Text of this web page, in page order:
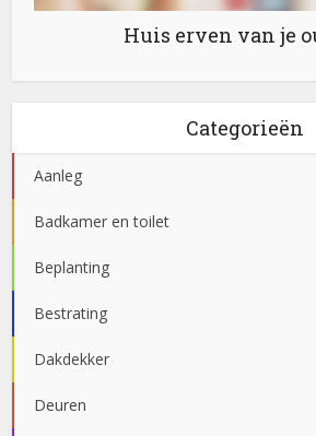
Huis erven van je
Categorieën
Aanleg
Badkamer en toilet
Beplanting
Bestrating
Dakdekker
Deuren